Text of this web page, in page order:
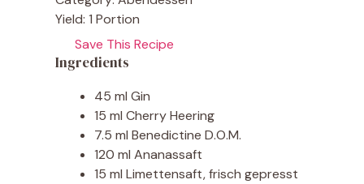
Yield: 1 Portion
Save This Recipe
Ingredients
45 ml Gin
15 ml Cherry Heering
7.5 ml Benedictine D.O.M.
120 ml Ananassaft
15 ml Limettensaft, frisch gepresst